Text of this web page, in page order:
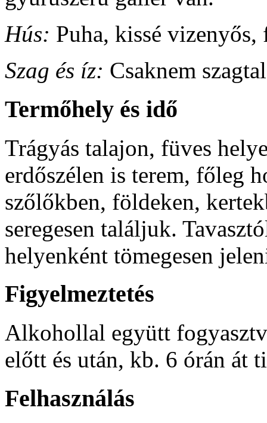
Hús: Puha, kissé vizenyős,
Szag és íz: Csaknem
Termőhely és idő
Trágyás talajon, füves
erdőszélen is terem, főleg
szőlőkben, földeken,
seregesen találjuk.
helyenként tömegesen
Figyelmeztetés
Alkohollal együtt
előtt és után, kb. 6 órán át
Felhasználás